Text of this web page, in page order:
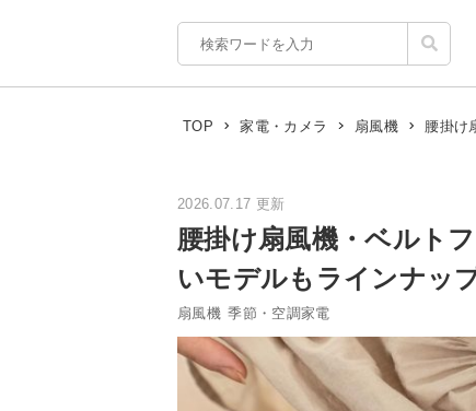
TOP 家電・カメラ 扇風機 腰掛け
2026.07.17 更新
腰掛け扇風機・ベルト
いモデルもラインナッ
扇風機 季節・空調家電